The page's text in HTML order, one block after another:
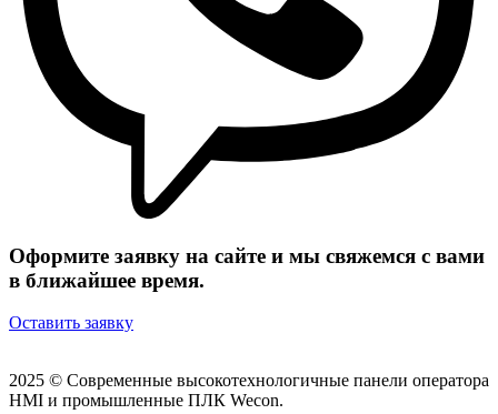
Оформите заявку на сайте и мы свяжемся с вами
в ближайшее время.
Оставить заявку
2025 © Современные высокотехнологичные панели оператора
HMI и промышленные ПЛК Wecon.